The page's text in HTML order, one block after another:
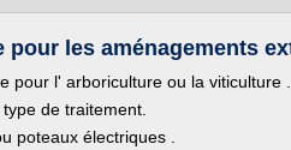
les aménagements
pour l' arboriculture ou la viticulture .
de traitement.
poteaux électriques .